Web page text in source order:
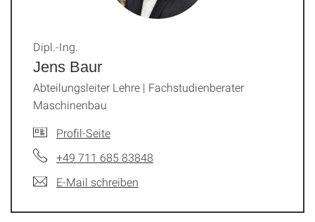
Jens Baur
Dipl.-Ing.
Abteilungsleiter Lehre | Fachstudienberater
Maschinenbau
Profil-Seite
+49 711 685 83848
E-Mail schreiben